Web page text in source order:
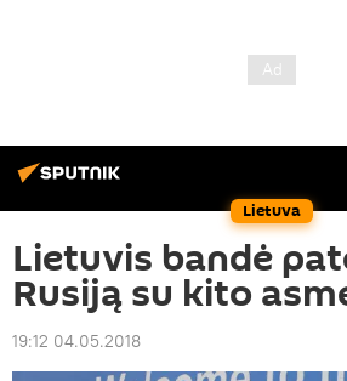
Lietuva
Lietuvis bandė
Rusiją su kito
19:12 04.05.2018